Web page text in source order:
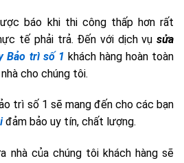
báo khi thi công thấp hơn rất
tế phải trả. Đến với dịch vụ sửa
Bảo trì số 1 khách hàng hoàn toàn
cho chúng tôi.
trì số 1 sẽ mang đến cho các bạn
đảm bảo uy tín, chất lượng.
nhà của chúng tôi khách hàng sẽ